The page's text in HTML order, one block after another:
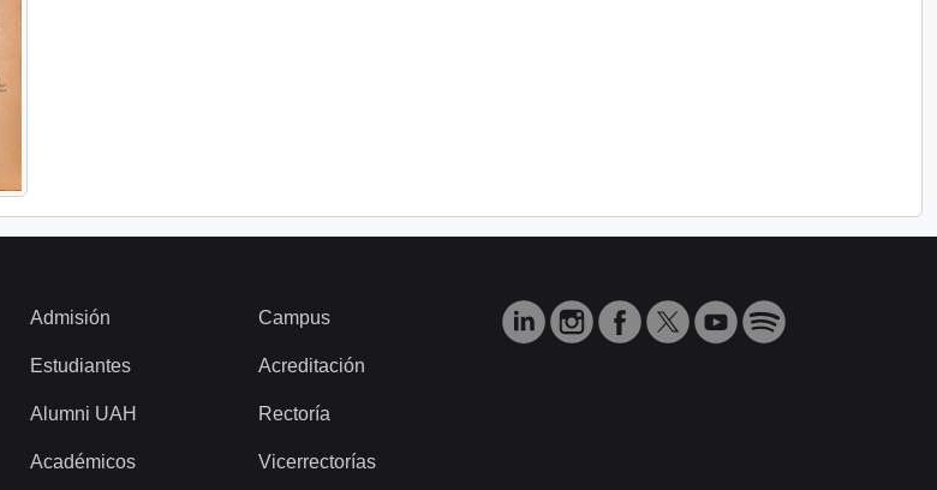
Admisión
Estudiantes
Alumni UAH
Académicos
Campus
Acreditación
Rectoría
Vicerrectorías